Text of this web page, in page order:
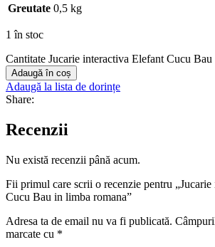
Greutate 0,5 kg
1 în stoc
Cantitate Jucarie interactiva Elefant Cucu
Adaugă în coș
Adaugă la lista de dorințe
Share:
Recenzii
Nu există recenzii până acum.
Fii primul care scrii o recenzie pentru
Cucu Bau in limba romana”
Adresa ta de email nu va fi publicată.
marcate cu *